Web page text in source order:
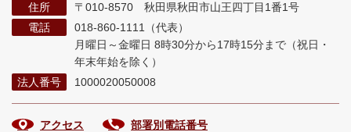
住所
〒010-8570 秋田県秋田市山王四丁目1番1号
電話
018-860-1111（代表）
月曜日～金曜日 8時30分から17時15分まで （祝日・
年末年始を除く）
法人番号
1000020050008
アクセス 部署別電話番号